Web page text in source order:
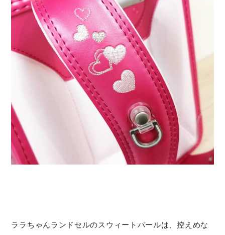
ララちゃんランドセルのスウィートパールは、控えめな